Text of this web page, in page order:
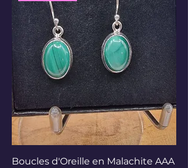
Boucles d'Oreille en Malachite AAA